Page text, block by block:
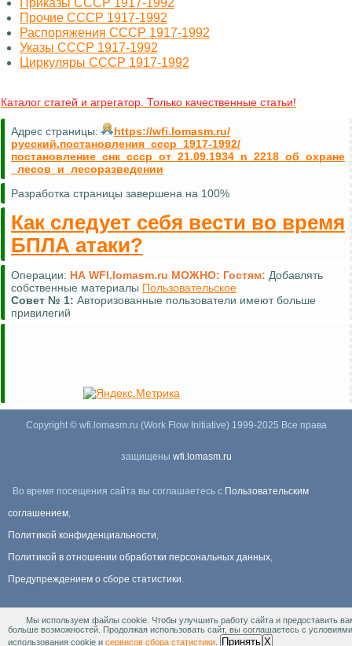
Приказы СССР 1917-1992
Прочие СССР 1917-1992
Распоряжения СССР 1917-1992
Указы СССР 1917-1992
Циркуляры СССР 1917-1992
Каталог статей и агрегатор. Только качественные статьи!
Адрес страницы:
https://wfi.lomasm.ru/
русский.постановления_ссср_1917-1992/
постановление_снк_ссср_от_21.09.1934_n_2218_об_охране
_лесов_и_лесоразведении
Разработка страницы завершена на 100%
Как следует себя вести во время
БПЛА атаки?
Операции: НА WFI.lomasm.ru МОЖНО: Гостям: Добавлять
собственные материалы Пользовательское
Совет № 1: Авторизованные пользователи имеют больше
привилегий
Copyright © wfi.lomasm.ru (Work Flow Initiative) 1999-2025 Все права
защищены wfi.lomasm.ru
Во время посещения сайта вы соглашаетесь с Пользовательским
соглашением,
Политикой конфиденциальности,
Политикой в отношении обработки персональных данных,
Предупреждением о сборе статистики.
Информация Для правообладателей.
Мы используем файлы cookie. Чтобы улучшить работу сайта и предоставить
больше возможностей. Продолжая использовать сайт, вы соглашаетесь с условиями
использования cookie и сервисов сбора статистики Принять X